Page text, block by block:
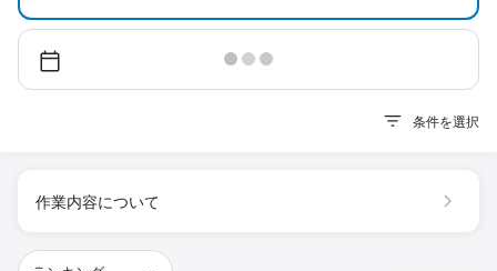
条件を選択
作業内容について